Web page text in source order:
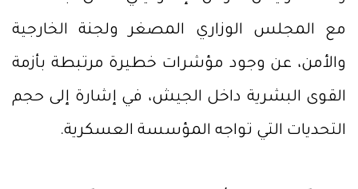
مع المجلس الوزاري المصغر ولجنة الخارجية
والأمن، عن وجود مؤشرات خطيرة مرتبطة بأزمة
القوى البشرية داخل الجيش، في إشارة إلى حجم
التحديات التي تواجه المؤسسة العسكرية.